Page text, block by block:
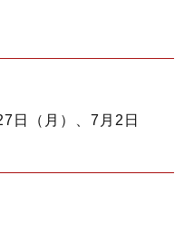
日（月）、7月2日